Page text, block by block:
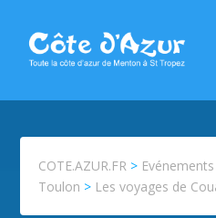
COTE.AZUR.FR > Evénements
Toulon > Les voyages de